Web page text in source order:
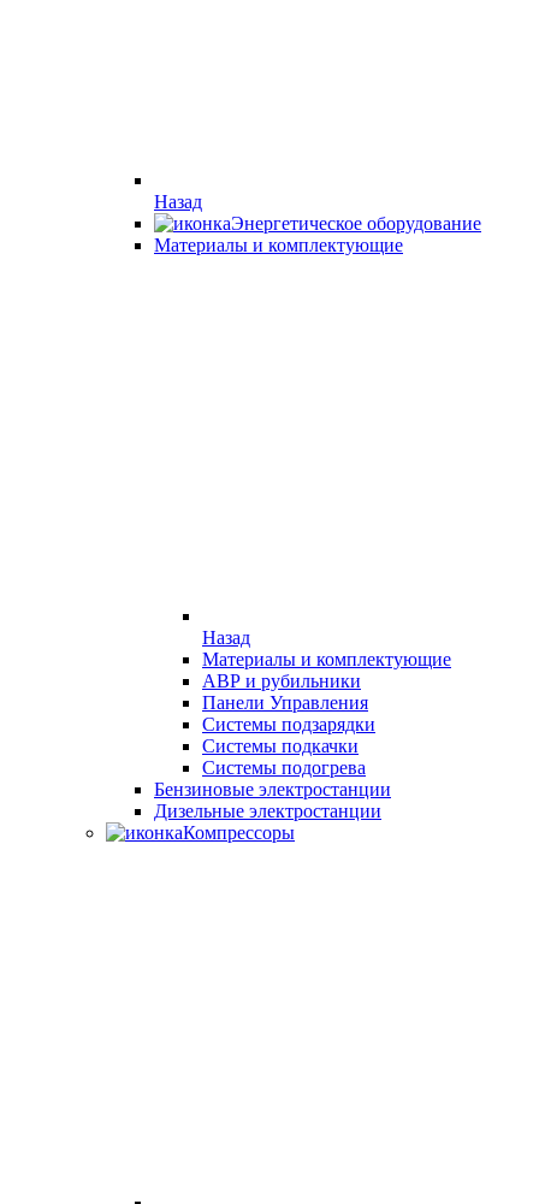
Назад
Энергетическое оборудование
Материалы и комплектующие
Назад
Материалы и комплектующие
АВР и рубильники
Панели Управления
Системы подзарядки
Системы подкачки
Системы подогрева
Бензиновые электростанции
Дизельные электростанции
Компрессоры